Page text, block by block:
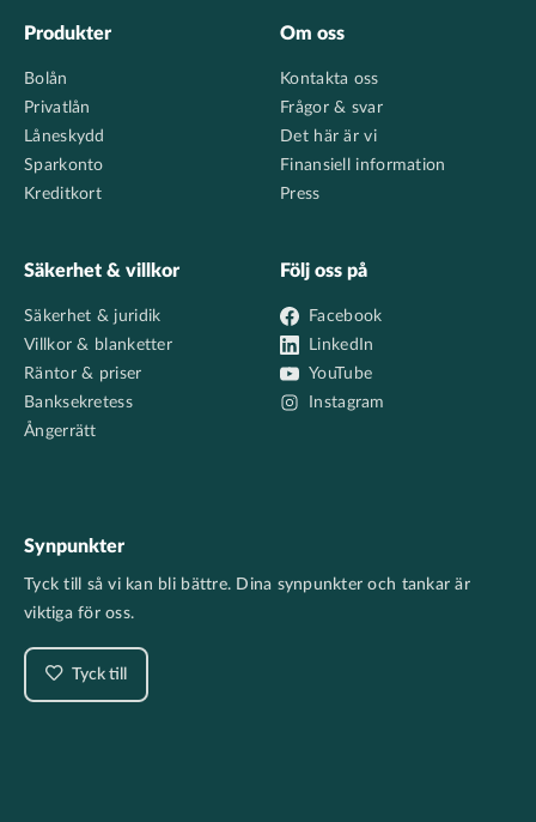
Footer
Produkter
Bolån
Privatlån
Låneskydd
Sparkonto
Kreditkort
Om oss
Kontakta oss
Frågor & svar
Det här är vi
Finansiell information
Press
Säkerhet & villkor
Säkerhet & juridik
Villkor & blanketter
Räntor & priser
Banksekretess
Ångerrätt
Följ oss på
Facebook
LinkedIn
YouTube
Instagram
Synpunkter
Tyck till så vi kan bli bättre. Dina synpunkter och tankar är
viktiga för oss.
Tyck till